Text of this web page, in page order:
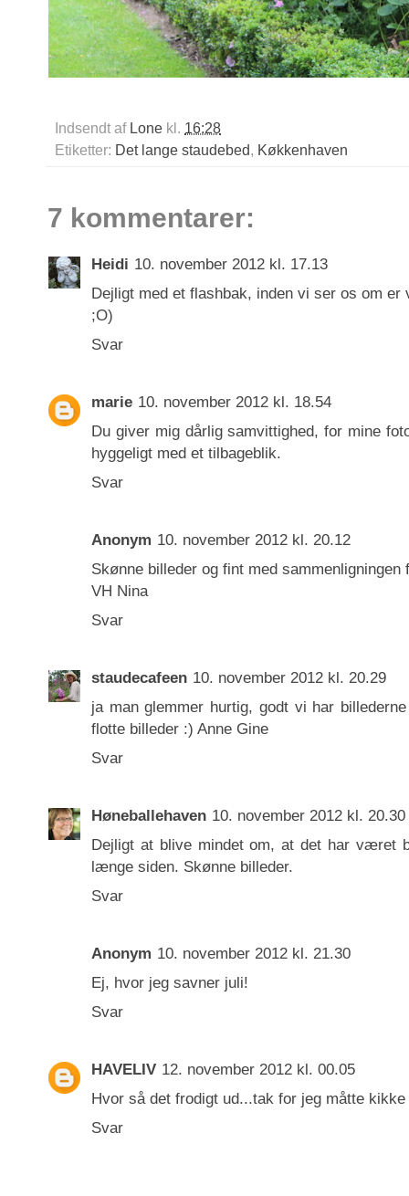
Indsendt af Lone kl. 16:28
Etiketter: Det lange staudebed, Køkkenhaven
7 kommentarer:
Heidi 10. november 2012 kl. 17.13
Dejligt med et flashbak, inden vi ser os om
;O)
Svar
marie 10. november 2012 kl. 18.54
Du giver mig dårlig samvittighed, for mine
hyggeligt med et tilbageblik.
Svar
Anonym 10. november 2012 kl. 20.12
Skønne billeder og fint med sammenligningen
VH Nina
Svar
staudecafeen 10. november 2012 kl. 20.29
ja man glemmer hurtig, godt vi har
flotte billeder :) Anne Gine
Svar
Høneballehaven 10. november 2012 kl. 20.30
Dejligt at blive mindet om, at det har været
længe siden. Skønne billeder.
Svar
Anonym 10. november 2012 kl. 21.30
Ej, hvor jeg savner juli!
Svar
HAVELIV 12. november 2012 kl. 00.05
Hvor så det frodigt ud...tak for jeg måtte kikke
Svar